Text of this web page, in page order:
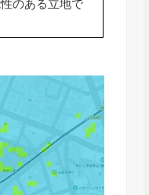
のある立地で